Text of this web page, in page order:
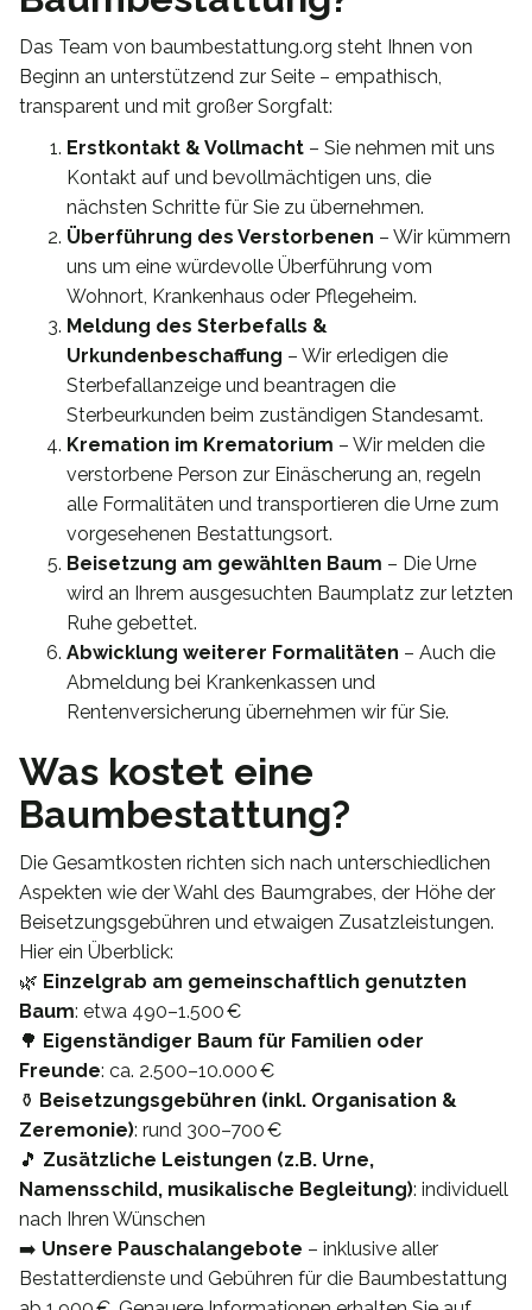
Das Team von baumbestattung.org steht Ihnen von
Beginn an unterstützend zur Seite – empathisch,
transparent und mit großer Sorgfalt:
Erstkontakt & Vollmacht – Sie nehmen mit uns
Kontakt auf und bevollmächtigen uns, die
nächsten Schritte für Sie zu übernehmen.
Überführung des Verstorbenen – Wir kümmern
uns um eine würdevolle Überführung vom
Wohnort, Krankenhaus oder Pflegeheim.
Meldung des Sterbefalls &
Urkundenbeschaffung – Wir erledigen die
Sterbefallanzeige und beantragen die
Sterbeurkunden beim zuständigen Standesamt.
Kremation im Krematorium – Wir melden die
verstorbene Person zur Einäscherung an, regeln
alle Formalitäten und transportieren die Urne zum
vorgesehenen Bestattungsort.
Beisetzung am gewählten Baum – Die Urne
wird an Ihrem ausgesuchten Baumplatz zur letzten
Ruhe gebettet.
Abwicklung weiterer Formalitäten – Auch die
Abmeldung bei Krankenkassen und
Rentenversicherung übernehmen wir für Sie.
Was kostet eine
Baumbestattung?
Die Gesamtkosten richten sich nach unterschiedlichen
Aspekten wie der Wahl des Baumgrabes, der Höhe der
Beisetzungsgebühren und etwaigen Zusatzleistungen.
Hier ein Überblick:
🌿 Einzelgrab am gemeinschaftlich genutzten
Baum: etwa 490–1.500 €
🌳 Eigenständiger Baum für Familien oder
Freunde: ca. 2.500–10.000 €
⚱️ Beisetzungsgebühren (inkl. Organisation &
Zeremonie): rund 300–700 €
🎵 Zusätzliche Leistungen (z.B. Urne,
Namensschild, musikalische Begleitung): individuell
nach Ihren Wünschen
➡️ Unsere Pauschalangebote – inklusive aller
Bestatterdienste und Gebühren für die Baumbestattung